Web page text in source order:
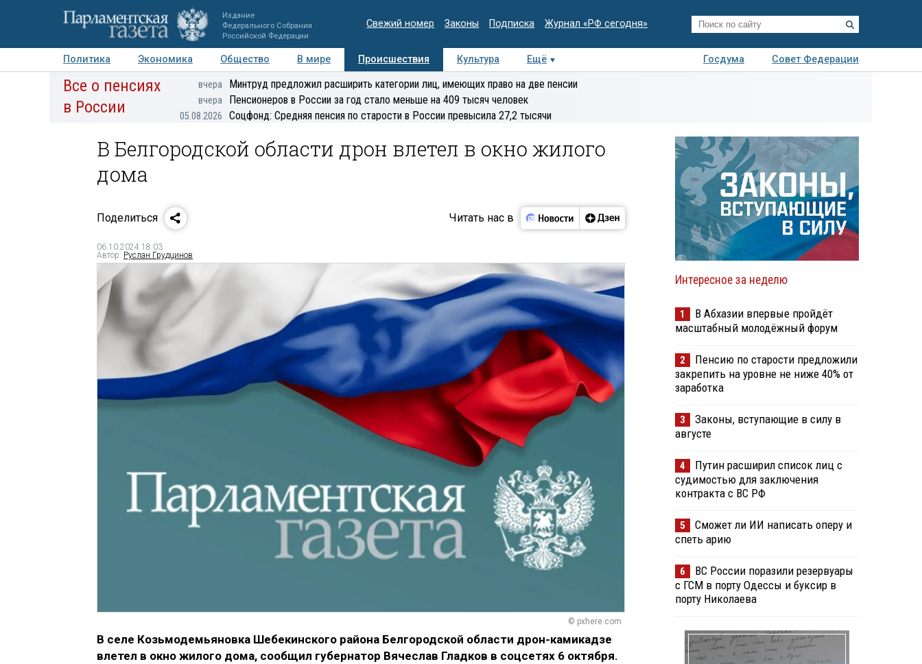
Издание
Федерального Собрания
Российской Федерации
Свежий номер Законы Подписка Журнал «РФ сегодня»
Политика Экономика Общество В мире Происшествия Культура Ещё Госдума
Совет Федерации
Авторы Персоны Мнения Регионы Медиацентр Интервью Колумнисты
Деловая
Все о пенсиях
в России
вчера Минтруд предложил расширить категории лиц, имеющих право на две пенсии
вчера Пенсионеров в России за год стало меньше на 409 тысяч человек
05.08.2026 Соцфонд: Средняя пенсия по старости в России превысила 27,2 тысячи
В Белгородской области дрон влетел в окно жилого
дома
Поделиться Читать нас в
06.10.2024 18:03
Автор: Руслан Грудцинов
© pxhere.com
В селе Козьмодемьяновка Шебекинского района Белгородской области дрон-камикадзе
влетел в окно жилого дома, сообщил губернатор Вячеслав Гладков в соцсетях 6 октября.
Интересное за неделю
1
В Абхазии впервые пройдёт
масштабный молодёжный форум
2
Пенсию по старости предложили
закрепить на уровне не ниже 40% от
заработка
3
Законы, вступающие в силу в
августе
4
Путин расширил список лиц с
судимостью для заключения
контракта с ВС РФ
5
Сможет ли ИИ написать оперу и
спеть арию
6
ВС России поразили резервуары
с ГСМ в порту Одессы и буксир в
порту Николаева